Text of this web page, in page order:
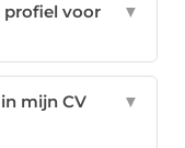
profiel voor
▼
mijn CV
▼